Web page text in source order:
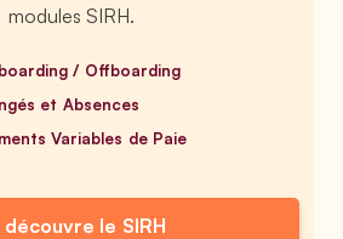
modules SIRH.
/ Offboarding
et Absences
Variables de Paie
découvre le SIRH